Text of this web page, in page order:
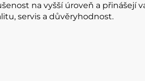
na vyšší úroveň a přinášejí
servis a důvěryhodnost.